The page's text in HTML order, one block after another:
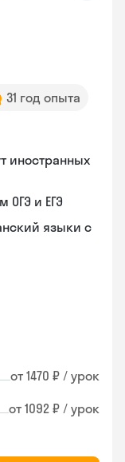
31 год опыта
иностранных
ОГЭ и ЕГЭ
языки с
от 1470 ₽ / урок
от 1092 ₽ / урок